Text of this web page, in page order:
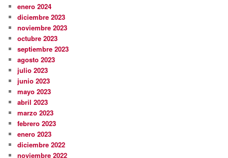
enero 2024
diciembre 2023
noviembre 2023
octubre 2023
septiembre 2023
agosto 2023
julio 2023
junio 2023
mayo 2023
abril 2023
marzo 2023
febrero 2023
enero 2023
diciembre 2022
noviembre 2022